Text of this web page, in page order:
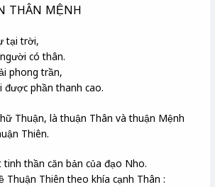
THÂN MỆNH
tại trời,
có thân.
phong trần,
phần thanh cao.
Thuận, là thuận Thân và thuận Mệnh
Thiên.
thần căn bản của đạo Nho.
Thuận Thiên theo khía cạnh Thân :